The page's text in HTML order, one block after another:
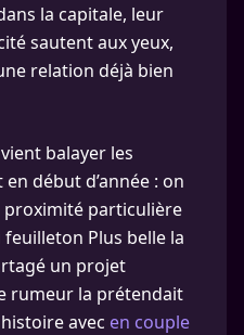
la capitale, leur
sautent aux yeux,
relation déjà bien
balayer les
début d’année : on
proximité particulière
Plus belle la
un projet
rumeur la prétendait
avec en couple